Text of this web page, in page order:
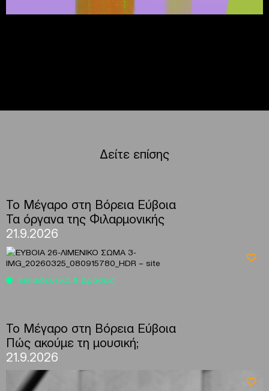
Δείτε επίσης
To Μέγαρο στη Βόρεια Εύβοια
Τα όργανα της Φιλαρμονικής
21.9.2026
Εκπαιδευτικά & Δράσεις
To Μέγαρο στη Βόρεια Εύβοια
Πώς ακούμε τη μουσική;
21.9.2026